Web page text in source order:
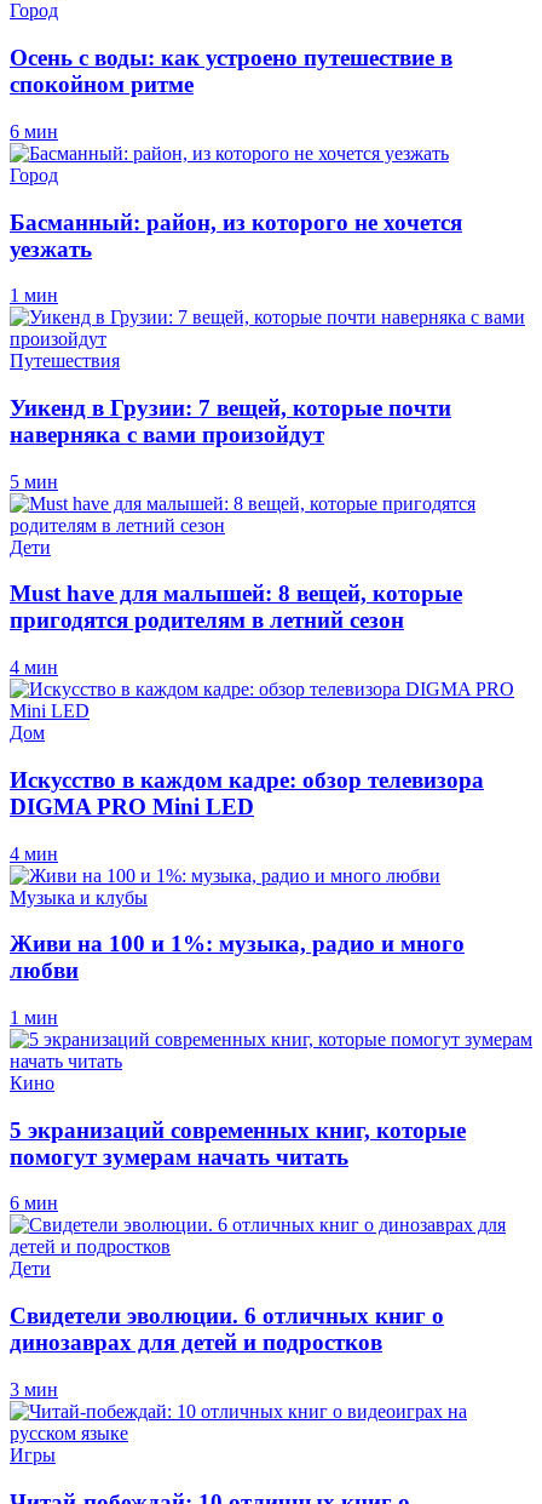
Город
Осень с воды: как устроено путешествие в
спокойном ритме
6 мин
Город
Басманный: район, из которого не хочется
уезжать
1 мин
Путешествия
Уикенд в Грузии: 7 вещей, которые почти
наверняка с вами произойдут
5 мин
Дети
Must have для малышей: 8 вещей, которые
пригодятся родителям в летний сезон
4 мин
Дом
Искусство в каждом кадре: обзор телевизора
DIGMA PRO Mini LED
4 мин
Музыка и клубы
Живи на 100 и 1%: музыка, радио и много
любви
1 мин
Кино
5 экранизаций современных книг, которые
помогут зумерам начать читать
6 мин
Дети
Свидетели эволюции. 6 отличных книг о
динозаврах для детей и подростков
3 мин
Игры